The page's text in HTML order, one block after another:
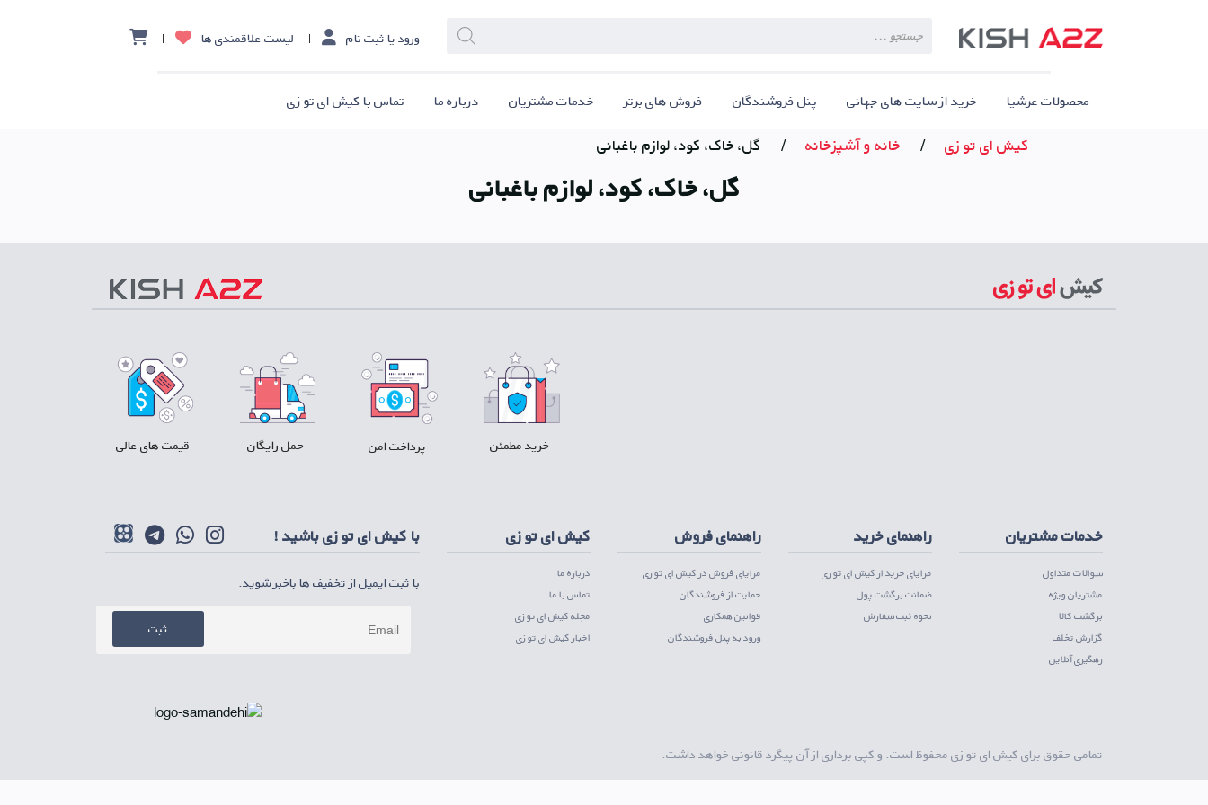
search ورود یا ثبت نام لیست علاقمندی ها
محصولات عرشیا خرید از سایت های جهانی پنل فروشندگان فروش های برتر خدمات مشتریان درباره ما تماس با کیش ای تو زی
کیش ای تو زی / خانه و آشپزخانه / گل، خاک، کود، لوازم باغبانی
گل، خاک، کود، لوازم باغبانی
خرید مطمئن پرداخت امن حمل رایگان قیمت های عالی
خدمات مشتریان
سوالات متداول
مشتریان ویژه
برگشت کالا
گزارش تخلف
رهگیری آنلاین
راهنمای خرید
مزایای خرید از کیش ای تو زی
ضمانت برگشت پول
نحوه ثبت سفارش
راهنمای فروش
مزایای فروش در کیش ای تو زی
حمایت از فروشندگان
قوانین همکاری
ورود به پنل فروشندگان
کیش ای تو زی
درباره ما
تماس با ما
مجله کیش ای تو زی
اخبار کیش ای تو زی
با کیش ای تو زی باشید !
با ثبت ایمیل از تخفیف ها باخبر شوید.
تمامی حقوق برایکیش ای تو زیمحفوظ است. و کپی برداری از آن پیگرد قانونی خواهد داشت.